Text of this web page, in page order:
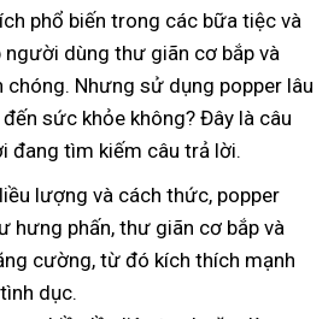
phổ biến trong các bữa tiệc và
người dùng thư giãn cơ bắp và
chóng. Nhưng sử dụng popper lâu
sức khỏe không? Đây là câu
đang tìm kiếm câu trả lời.
lượng và cách thức, popper
hưng phấn, thư giãn cơ bắp và
cường, từ đó kích thích mạnh
dục.